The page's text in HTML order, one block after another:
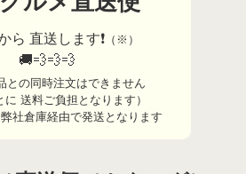
ら 直送します❗ （※）
🚚💨💨💨
との同時注文はできません
に 送料ご負担となります）
社倉庫経由で発送となります